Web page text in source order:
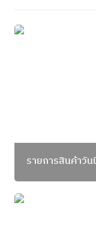
รายการสินค้าวันนี้
รายการสินค้าวั
แมวชวนทำ-แรปป